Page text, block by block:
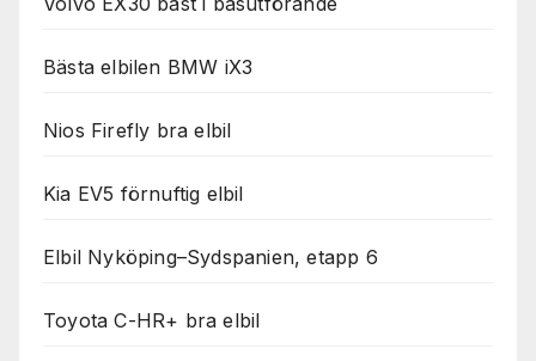
Bästa elbilen BMW iX3
Nios Firefly bra elbil
Kia EV5 förnuftig elbil
Elbil Nyköping–Sydspanien, etapp 6
Toyota C-HR+ bra elbil